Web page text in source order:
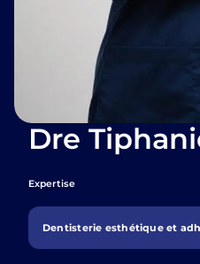
Dre
Expertise
Dentisterie esthétique et